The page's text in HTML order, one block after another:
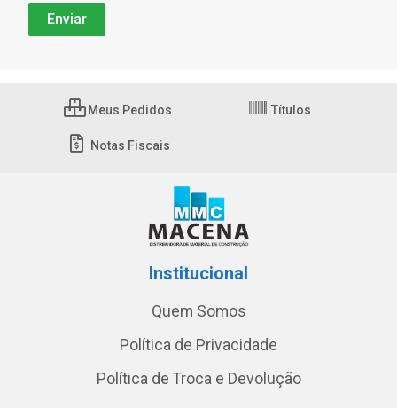
Meus Pedidos Títulos
Notas Fiscais
Institucional
Quem Somos
Política de Privacidade
Política de Troca e Devolução